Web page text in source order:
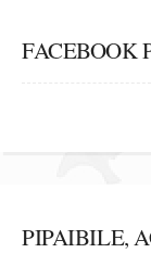
FACEBOOK
PIPAIBILE,